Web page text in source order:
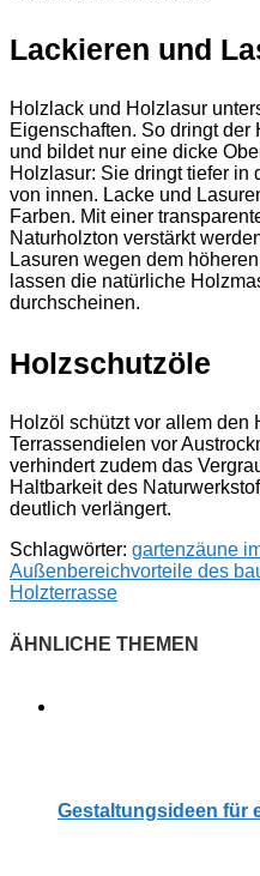
Lackieren und
Holzlack und Holzlasur
Eigenschaften. So dringt
und bildet nur eine dicke
Holzlasur: Sie dringt tiefer in
von innen. Lacke und
Farben. Mit einer
Naturholzton verstärkt
Lasuren wegen dem
lassen die natürliche
durchscheinen.
Holzschutzöle
Holzöl schützt vor allem den
Terrassendielen vor
verhindert zudem das
Haltbarkeit des
deutlich verlängert.
Schlagwörter: gartenzäune
Außenbereichvorteile des
Holzterrasse
Gestaltungsideen für